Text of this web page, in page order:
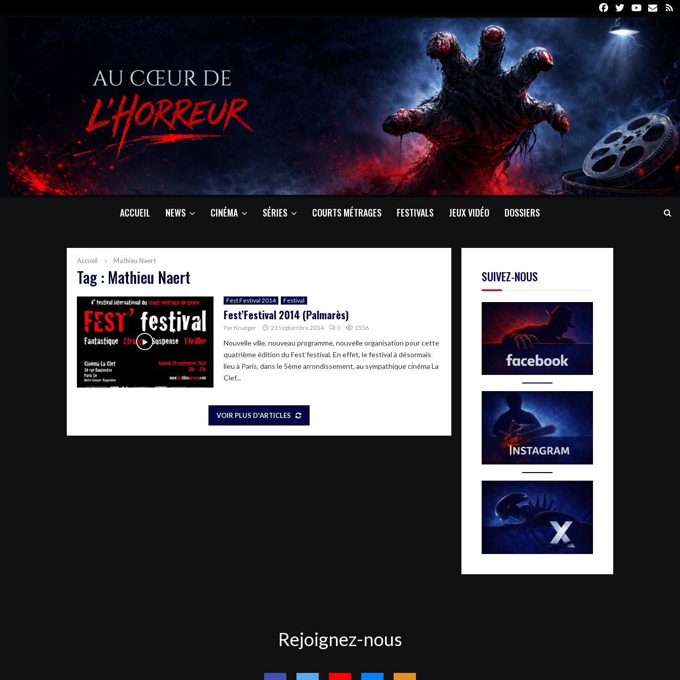
FacebookTwitterYoutube
Email
ACCUEIL NEWS CINÉMA SÉRIES COURTS MÉTRAGES FESTIVALS JEUX VIDÉO DOSSIERS
Accueil Mathieu Naert
Tag : Mathieu Naert
Fest Festival 2014 Festival
Fest’Festival 2014 (Palmarès)
Par Krueger 21 septembre 2014 0 1556
Nouvelle ville, nouveau programme, nouvelle organisation pour cette
quatrième édition du Fest’festival. En effet, le festival à désormais
lieu à Paris, dans le 5ème arrondissement, au sympathique cinéma La
Clef...
VOIR PLUS D'ARTICLES
SUIVEZ-NOUS
nous
Rejoignez-nous